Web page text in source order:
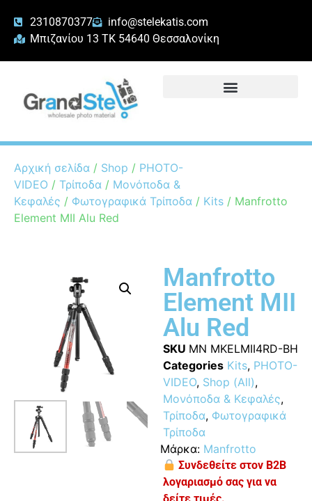
2310870377
info@stelekatis.com
Μπιζανίου 13 ΤΚ 54640 Θεσσαλονίκη
Αρχική σελίδα / Shop / PHOTO-
VIDEO / Τρίποδα / Μονόποδα &
Κεφαλές / Φωτογραφικά Τρίποδα / Kits / Manfrotto
Element MII Alu Red
Manfrotto
Element MII
Alu Red
SKU MN MKELMII4RD-BH
Categories Kits, PHOTO-
VIDEO, Shop (All),
Μονόποδα & Κεφαλές,
Τρίποδα, Φωτογραφικά
Τρίποδα
Μάρκα: Manfrotto
Συνδεθείτε στον B2B
λογαριασμό σας για να